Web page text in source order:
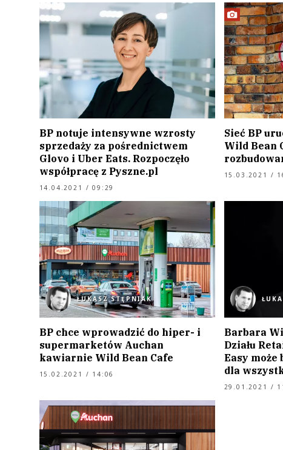
BP notuje intensywne wzrosty
sprzedaży za pośrednictwem
Glovo i Uber Eats. Rozpoczęło
współpracę z Pyszne.pl
14.04.2021 / 09:29
Sieć BP
Wild Bean
15.03.2021 /
ŁUKASZ STĘPNIAK
BP chce wprowadzić do hiper- i
supermarketów Auchan
kawiarnie Wild Bean Cafe
15.02.2021 / 14:06
Barbara
Działu
Easy może
dla
29.01.2021 /